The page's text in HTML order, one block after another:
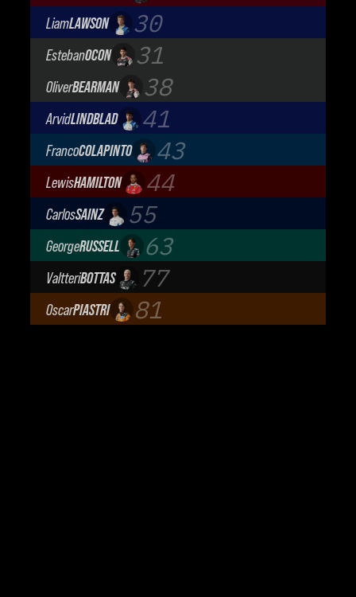
Audi Revolut F1 Team
LiamLAWSON 30
Visa Cash App Racing Bulls
EstebanOCON 31
TGR Haas F1 Team
OliverBEARMAN 38
TGR Haas F1 Team
ArvidLINDBLAD 41
Visa Cash App Racing Bulls
FrancoCOLAPINTO 43
BWT Alpine Formula One Team
LewisHAMILTON 44
Scuderia Ferrari
CarlosSAINZ 55
Atlassian Williams F1 Team
GeorgeRUSSELL 63
Mercedes-AMG Petronas F1 Team
ValtteriBOTTAS 77
Cadillac Formula 1 Team
OscarPIASTRI 81